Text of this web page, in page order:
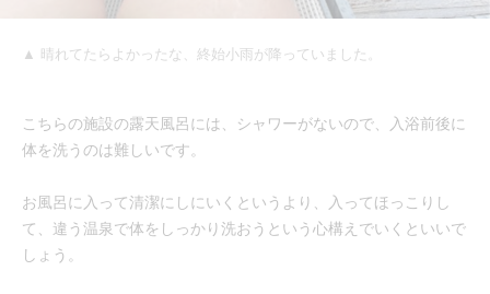
▲ 晴れてたらよかったな、終始小雨が降っていました。
こちらの施設の露天風呂には、シャワーがないので、入浴前後に
体を洗うのは難しいです。
お風呂に入って清潔にしにいくというより、入ってほっこりし
て、違う温泉で体をしっかり洗おうという心構えでいくといいで
しょう。